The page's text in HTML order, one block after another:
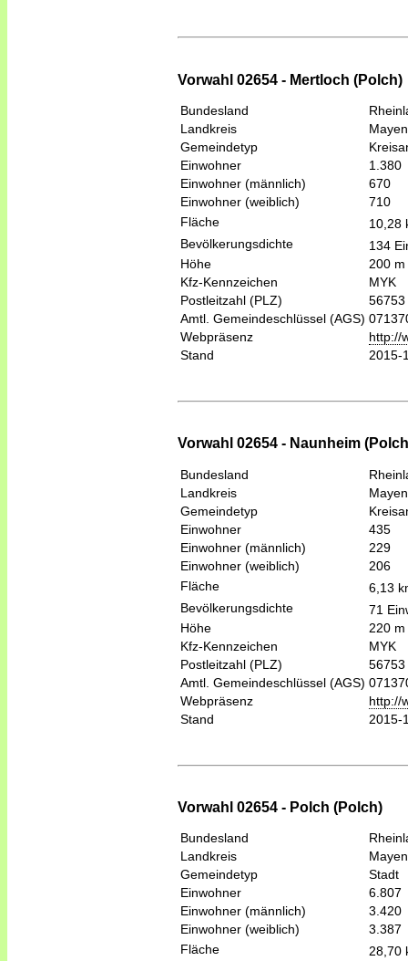
Vorwahl 02654 - Mertloch (Polch)
Bundesland
Landkreis
Gemeindetyp
Einwohner
1.380
Einwohner (männlich)
670
Einwohner (weiblich)
710
Fläche
10,28
Bevölkerungsdichte
134
Höhe
200
Kfz-Kennzeichen
MYK
Postleitzahl (PLZ)
56753
Amtl. Gemeindeschlüssel (AGS)
Webpräsenz
http://
Stand
2015-
Vorwahl 02654 - Naunheim
Bundesland
Landkreis
Gemeindetyp
Einwohner
435
Einwohner (männlich)
229
Einwohner (weiblich)
206
Fläche
6,13
Bevölkerungsdichte
71
Höhe
220
Kfz-Kennzeichen
MYK
Postleitzahl (PLZ)
56753
Amtl. Gemeindeschlüssel (AGS)
Webpräsenz
http://
Stand
2015-
Vorwahl 02654 - Polch (Polch)
Bundesland
Landkreis
Gemeindetyp
Stadt
Einwohner
6.807
Einwohner (männlich)
3.420
Einwohner (weiblich)
3.387
Fläche
28,70